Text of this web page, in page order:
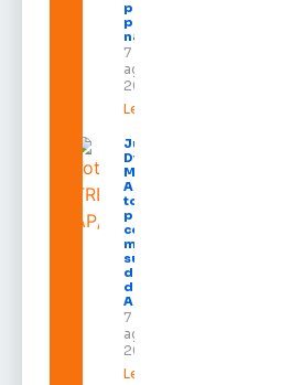
procura
por hotéis
na capital
7 de
agosto de
2026
Leia mais »
Juiz
Diego
Moura de
Araújo
toma
posse
como
membro
substituto
do Pleno
do TRE-
AP
7 de
agosto de
2026
Leia mais »